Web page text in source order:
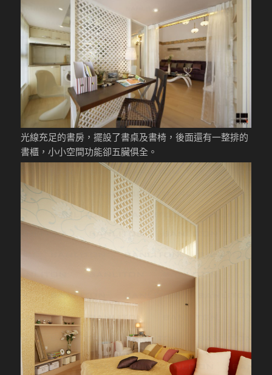
光線充足的書房，擺設了書桌及書椅，後面還有一整排的
書櫃，小小空間功能卻五臟俱全。